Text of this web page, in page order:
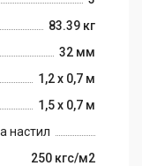
83.39 кг
32 мм
1,2 х 0,7 м
1,5 х 0,7 м
настил
250 кгс/м2